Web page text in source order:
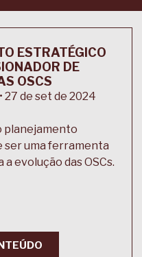
ESTRATÉGICO
DE
OSCS
27 de set de 2024
planejamento
uma ferramenta
evolução das OSCs.